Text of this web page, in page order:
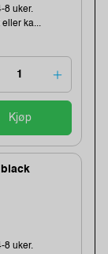
8 uker.
eller ka...
Kjøp
black
8 uker.